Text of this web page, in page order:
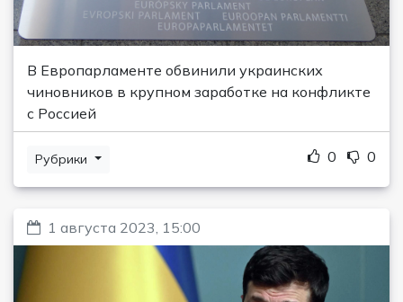
В Европарламенте обвинили украинских
чиновников в крупном заработке на конфликте
с Россией
Рубрики 0 0
1 августа 2023, 15:00